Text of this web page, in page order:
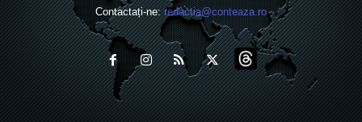
Contactați-ne:redactia@conteaza.ro